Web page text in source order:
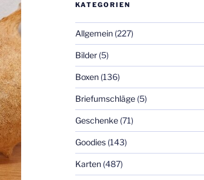
KATEGORIEN
Allgemein(227)
Bilder(5)
Boxen(136)
Briefumschläge(5)
Geschenke(71)
Goodies(143)
Karten(487)